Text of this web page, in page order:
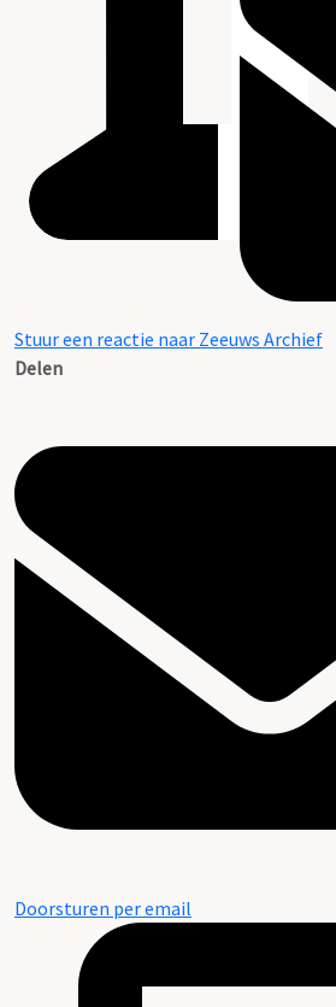
Stuur een reactie naar Zeeuws Archief
Delen
Doorsturen per email